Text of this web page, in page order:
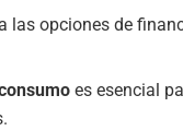
las opciones de
es esencial